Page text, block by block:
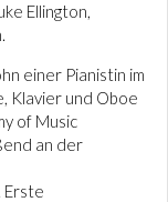
Ellington,
einer Pianistin im
Klavier und Oboe
of Music
an der
Erste